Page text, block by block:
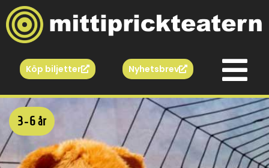
Köp biljetter Nyhetsbrev
3 - 6 år